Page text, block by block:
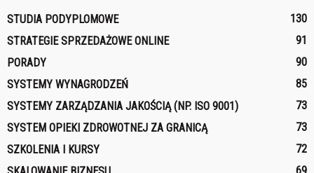
STUDIA PODYPLOMOWE
130
STRATEGIE SPRZEDAŻOWE ONLINE
91
PORADY
90
SYSTEMY WYNAGRODZEŃ
85
SYSTEMY ZARZĄDZANIA JAKOŚCIĄ (NP. ISO 9001)
73
SYSTEM OPIEKI ZDROWOTNEJ ZA GRANICĄ
73
SZKOLENIA I KURSY
72
69